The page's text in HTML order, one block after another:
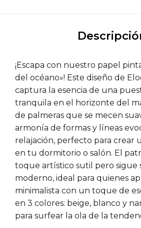
¡Escapa con nuestro papel
del océano»! Este diseño de
captura la esencia de una
tranquila en el horizonte del
de palmeras que se mecen
armonía de formas y líneas
relajación, perfecto para crear
en tu dormitorio o salón. El
toque artístico sutil pero sigue
moderno, ideal para quienes
minimalista con un toque de
en 3 colores: beige, blanco y
para surfear la ola de la